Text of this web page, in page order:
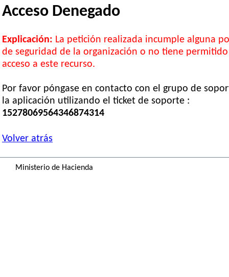
Acceso Denegado
Explicación: La petición realizada incumple alguna
de seguridad de la organización o no tiene
acceso a este recurso.
Por favor póngase en contacto con el grupo de
la aplicación utilizando el ticket de soporte :
15278069564346874314
Volver atrás
Ministerio de Hacienda